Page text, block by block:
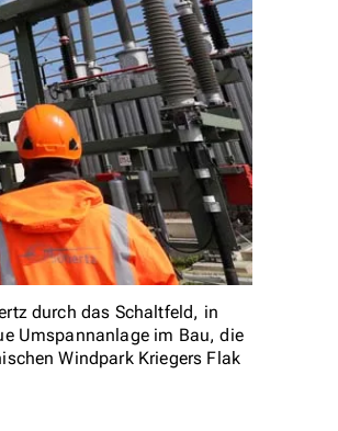
durch das Schaltfeld, in
Umspannanlage im Bau, die
Windpark Kriegers Flak